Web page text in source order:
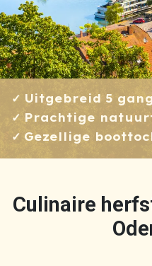
Uitgebreid 5
Prachtige
Gezellige
Culinaire